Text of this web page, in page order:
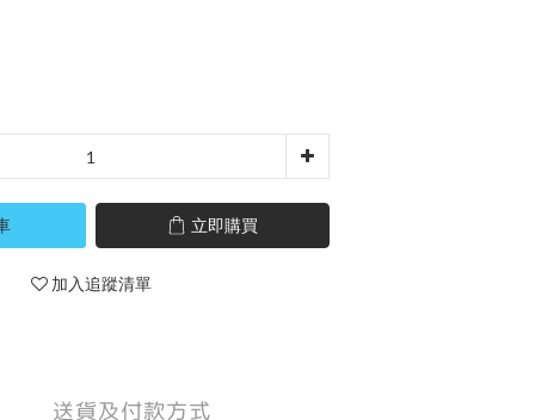
立即購買
加入追蹤清單
送貨及付款方式